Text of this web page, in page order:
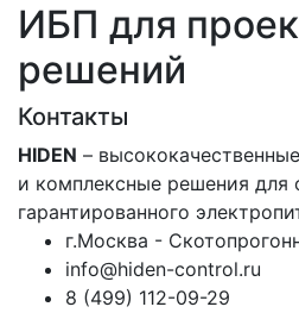
ИБП для
решений
Контакты
HIDEN –
и комплексные решения для
гарантированного
г.Москва -
info@hiden-control.ru
8 (499) 112-09-29